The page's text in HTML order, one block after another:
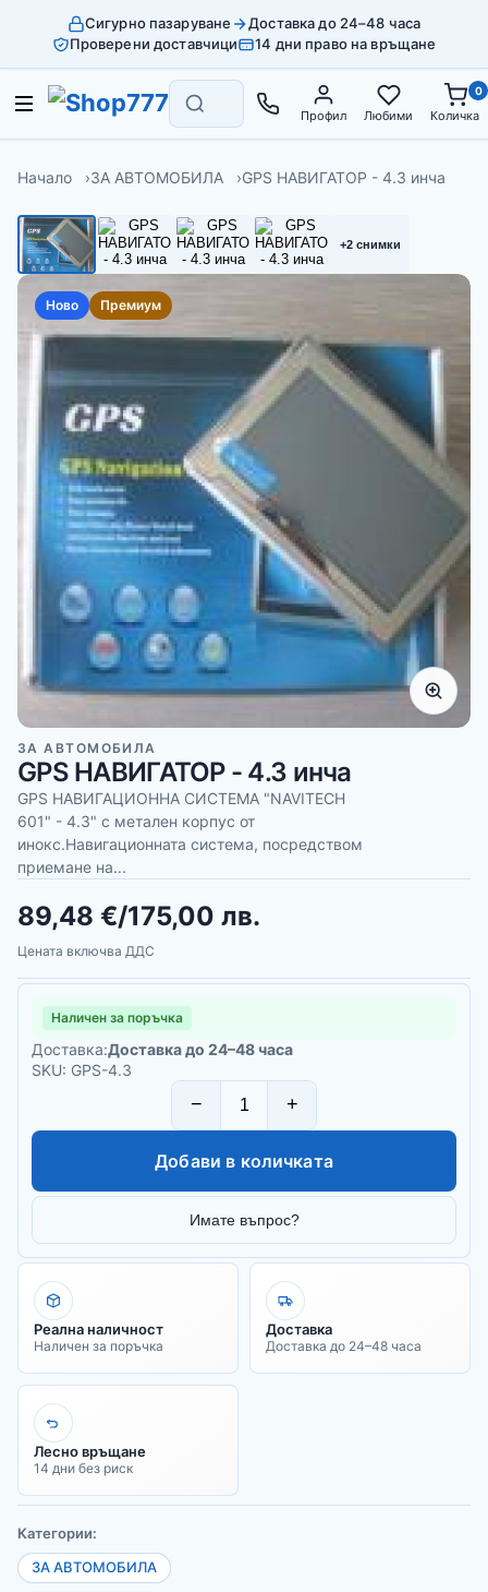
Сигурно пазаруване
Доставка до 24–48 часа
Проверени доставчици
14 дни право на връщане
Профил Любими Количка
0
Начало ЗА АВТОМОБИЛА GPS НАВИГАТОР - 4.3 инча
+2 снимки
Ново Премиум
ЗА АВТОМОБИЛА
GPS НАВИГАТОР - 4.3 инча
GPS НАВИГАЦИОННА СИСТЕМА "NAVITECH
601" - 4.3" с метален корпус от
инокс.Навигационната система, посредством
приемане на...
89,48 €/175,00 лв.
Цената включва ДДС
Наличен за поръчка
Доставка:Доставка до 24–48 часа
SKU: GPS-4.3
− +
Добави в количката
Имате въпрос?
Реална наличност
Наличен за поръчка
Доставка
Доставка до 24–48 часа
Лесно връщане
14 дни без риск
Категории:
ЗА АВТОМОБИЛА